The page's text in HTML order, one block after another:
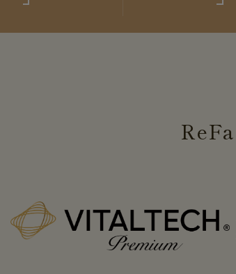
ReFa